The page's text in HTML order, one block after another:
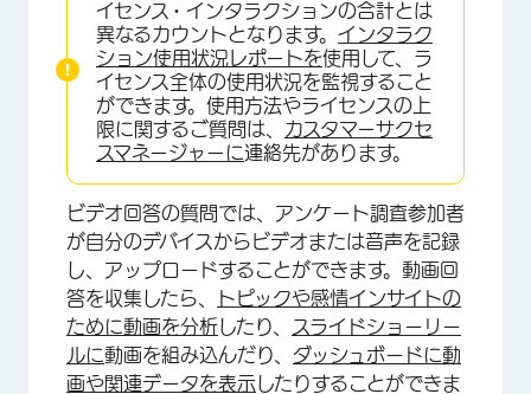
回答者のエクスペリエンス
キーボードショートカット
FAQs
イセンス・インタラクションの合計とは
異なるカウントとなります。 インタラク
ション使用状況レポートを使用して、ラ
イセンス全体の使用状況を監視すること
ができます。使用方法やライセンスの上
限に関するご質問は、 カスタマーサクセ
スマネージャーに連絡先があります。
ビデオ回答の質問では、アンケート調査参加者
が自分のデバイスからビデオまたは音声を記録
し、アップロードすることができます。動画回
答を収集したら、
トピックや感情インサイトの
ために動画を分析したり、
スライドショーリー
ルに動画を組み込んだり、 ダッシュボードに動
画や関連データを表示したりすることができま